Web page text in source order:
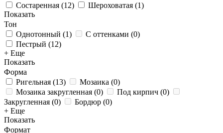
Состаренная (12) Шероховатая (1)
Показать
Тон
Однотонный (1) С оттенками (0)
Пестрый (12)
+ Еще
Показать
Форма
Ригельная (13) Мозаика (0)
Мозаика закругленная (0) Под кирпич (0)
Закругленная (0) Бордюр (0)
+ Еще
Показать
Формат